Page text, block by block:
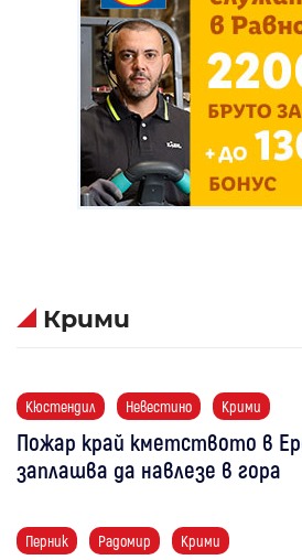
Крими
Кюстендил Невестино Крими
Пожар край кметството в
заплашва да навлезе в гора
Перник Радомир Крими